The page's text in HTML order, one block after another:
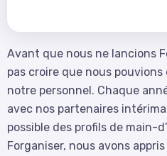
Avant que nous ne lancions
pas croire que nous
notre personnel. Chaque
avec nos partenaires
possible des profils de main-
Forganiser, nous avons